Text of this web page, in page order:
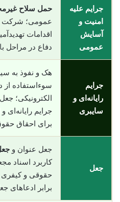
جرایم علیه
امنیت و
آسایش
عمومی
حمل سلاح
عمومی؛ شرکت
اقدامات
دفاع در مراحل
جرایم
رایانه‌ای و
سایبری
هک و نفوذ به
سوء‌استفاده از
الکترونیکی؛
جرایم
برای احقاق
جعل
جعل عنوان و
کاربرد اسناد
حقوقی و کیفری
برابر ادعاهای